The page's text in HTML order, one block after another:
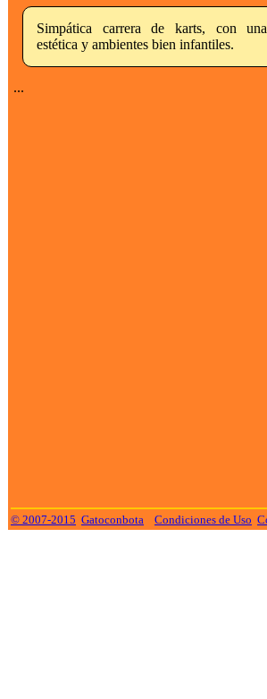
Simpática carrera de karts, con una
estética y ambientes bien infantiles.
...
© 2007-2015 Gatoconbota Condiciones de Uso